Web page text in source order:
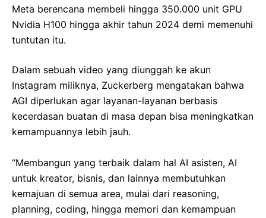
Meta berencana membeli hingga 350.000 unit GPU
Nvidia H100 hingga akhir tahun 2024 demi memenuhi
tuntutan itu.
Dalam sebuah video yang diunggah ke akun
Instagram miliknya, Zuckerberg mengatakan bahwa
AGI diperlukan agar layanan-layanan berbasis
kecerdasan buatan di masa depan bisa meningkatkan
kemampuannya lebih jauh.
“Membangun yang terbaik dalam hal AI asisten, AI
untuk kreator, bisnis, dan lainnya membutuhkan
kemajuan di semua area, mulai dari reasoning,
planning, coding, hingga memori dan kemampuan